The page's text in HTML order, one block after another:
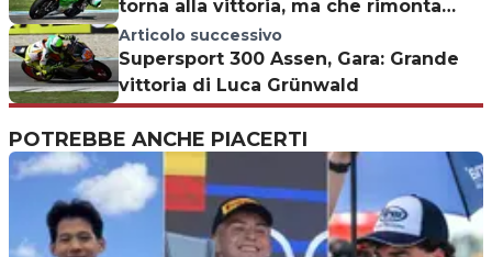
torna alla vittoria, ma che rimonta
Krummenacher!
Articolo successivo
Supersport 300 Assen, Gara: Grande
vittoria di Luca Grünwald
POTREBBE ANCHE PIACERTI